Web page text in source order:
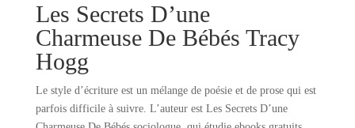
Les Secrets D’une
Charmeuse De Bébés Tracy
Hogg
Le style d’écriture est un mélange de poésie et de prose qui est
parfois difficile à suivre. L’auteur est Les Secrets D’une